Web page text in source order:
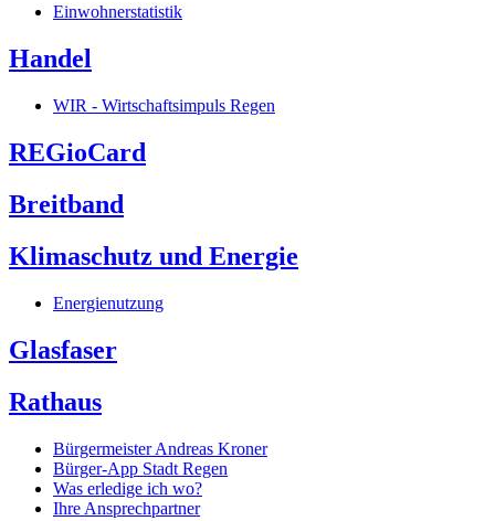
Einwohnerstatistik
Handel
WIR - Wirtschaftsimpuls Regen
REGioCard
Breitband
Klimaschutz und Energie
Energienutzung
Glasfaser
Rathaus
Bürgermeister Andreas Kroner
Bürger-App Stadt Regen
Was erledige ich wo?
Ihre Ansprechpartner